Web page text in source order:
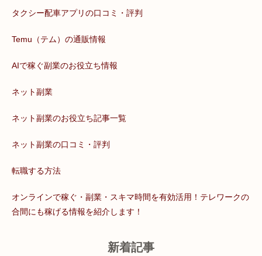
タクシー配車アプリの口コミ・評判
Temu（テム）の通販情報
AIで稼ぐ副業のお役立ち情報
ネット副業
ネット副業のお役立ち記事一覧
ネット副業の口コミ・評判
転職する方法
オンラインで稼ぐ・副業・スキマ時間を有効活用！テレワークの
合間にも稼げる情報を紹介します！
新着記事